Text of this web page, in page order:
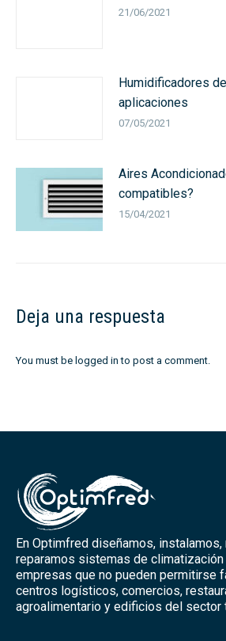
21/06/2021
Humidificadores
aplicaciones
07/05/2021
Aires
compatibles?
15/04/2021
Deja una respuesta
You must be logged in to post a comment.
En Optimfred diseñamos,
reparamos sistemas de
empresas que no pueden permitirse
centros logísticos, comercios,
agroalimentario y edificios del sector